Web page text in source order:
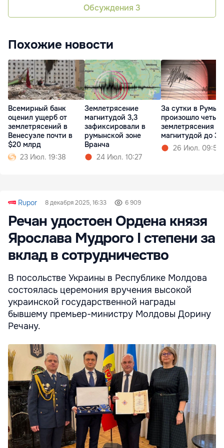
Обсуждения 3
Похожие новости
Всемирный банк
оценил ущерб от
землетрясений в
Венесуэле почти в
$20 млрд
23 Июл. 19:38
Землетрясение
магнитудой 3,3
зафиксировали в
румынской зоне
Вранча
24 Июл. 10:27
За сутки в
произошло
землетрясения
магнитудой до
26 Июл. 09:57
Rupor 8 декабря 2025, 16:33 6 909
Речан удостоен Ордена князя
Ярослава Мудрого I степени за
вклад в сотрудничество
В посольстве Украины в Республике Молдова
состоялась церемония вручения высокой
украинской государственной награды
бывшему премьер-министру Молдовы Дорину
Речану.